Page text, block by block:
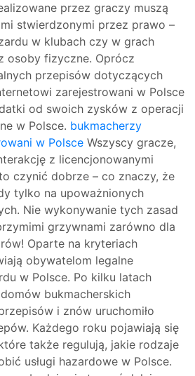
przez graczy muszą
stwierdzonymi przez prawo –
w klubach czy w grach
osoby fizyczne. Oprócz
przepisów dotyczących
zarejestrowani w Polsce
od swoich zysków z operacji
w Polsce. bukmacherzy
w Polsce Wszyscy gracze,
z licencjonowanymi
czynić dobrze – co znaczy, że
tylko na upoważnionych
Nie wykonywanie tych zasad
grzywnami zarówno dla
Oparte na kryteriach
obywatelom legalne
w Polsce. Po kilku latach
bukmacherskich
i znów uruchomiło
Każdego roku pojawiają się
także regulują, jakie rodzaje
usługi hazardowe w Polsce.